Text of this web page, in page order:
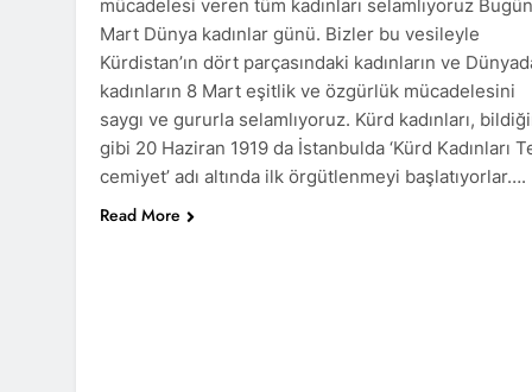
BASINA VE
kadınlar günü.
1 Yıl Ago
İZMİR’DE
1 Yıl Ago
HAK-PAR
1 Yıl Ago
HAK-PAR
*HAK-PAR
mücadelesi veren tüm kadınları selamlıyoruz
Mart Dünya kadınlar günü. Bizler bu vesileyle
Kürdistan’ın dört parçasındaki kadınların ve
kadınların 8 Mart eşitlik ve özgürlük mücadelesini
saygı ve gururla selamlıyoruz. Kürd kadınları,
gibi 20 Haziran 1919 da İstanbulda ‘Kürd Kadınları
cemiyet’ adı altında ilk örgütlenmeyi başlatıyorlar….
Read More